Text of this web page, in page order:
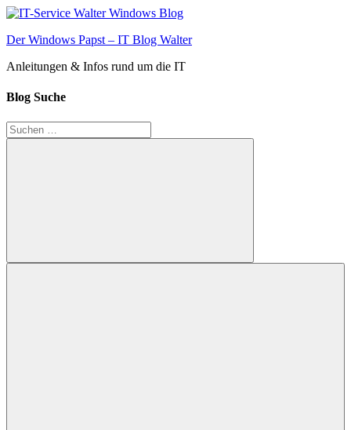
Zum
springen
Der Windows Papst – IT Blog Walter
Anleitungen & Infos rund um die IT
Blog Suche
Suchen
nach:
Suchen